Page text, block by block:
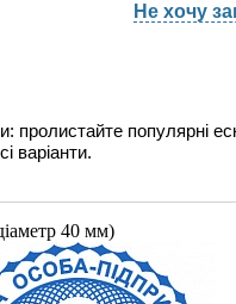
Не хочу
пролистайте популярні
варіанти.
40 мм)